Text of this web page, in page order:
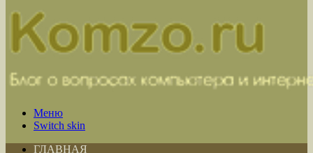
Меню
Switch skin
ГЛАВНАЯ